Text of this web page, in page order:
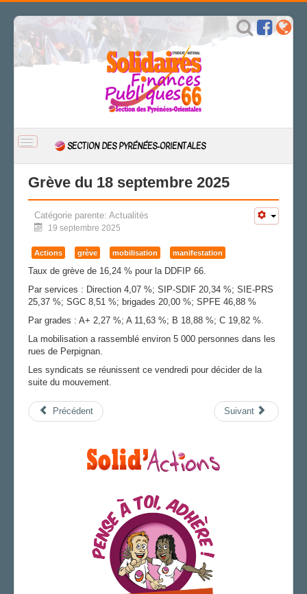
BASCULER
NAVIGATION
SECTION DES PYRÉNÉES-ORIENTALES
Actions
CSAL
CAP/Recours
FS SSCT
Archives
LA SECTION
AGENDA
ADHÉRER
Grève du 18 septembre 2025
Catégorie parente: Actualités
19 septembre 2025
Actions grève mobilisation manifestation
Taux de grève de 16,24 % pour la DDFIP 66.
Par services : Direction 4,07 %; SIP-SDIF 20,34 %; SIE-PRS
25,37 %; SGC 8,51 %; brigades 20,00 %; SPFE 46,88 %
Par grades : A+ 2,27 %; A 11,63 %; B 18,88 %; C 19,82 %.
La mobilisation a rassemblé environ 5 000 personnes dans les
rues de Perpignan.
Les syndicats se réunissent ce vendredi pour décider de la
suite du mouvement.
Précédent Suivant